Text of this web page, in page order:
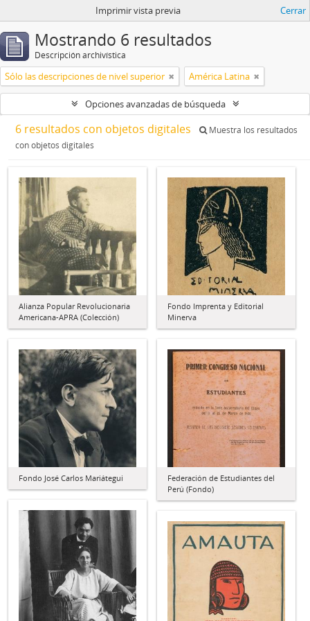
Imprimir vista previa Cerrar
Mostrando 6 resultados
Descripción archivística
Sólo las descripciones de nivel superior América Latina
Opciones avanzadas de búsqueda
6 resultados con objetos digitales
Muestra los resultados
con objetos digitales
Alianza Popular Revolucionaria
Americana-APRA (Colección)
Fondo Imprenta y Editorial
Minerva
Fondo José Carlos Mariátegui
Federación de Estudiantes del
Perú (Fondo)